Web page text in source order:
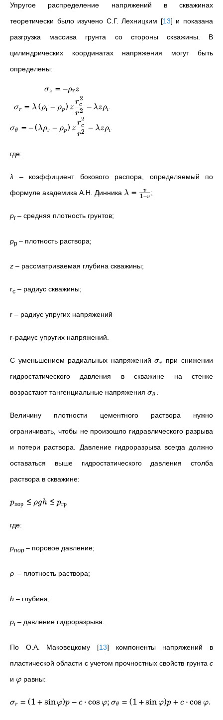
Упругое распределение напряжений в скважинах
теоретически было изучено С.Г. Лехницким [13] и показана
разгрузка массива грунта со стороны скважины. В
цилиндрических координатах напряжения могут быть
определены:
σz = −ρrz
σr = λ(ρг − ρp) z
r2
rc
2
− λzρг
σθ =−(λρг − ρp ) z
r2
rc
2
− λzρг
где:
λ – коэффициент бокового распора, определяемый по
формуле академика А.Н. Динника λ = 1−v
v ;
рг – средняя плотность грунтов;
рр – плотность раствора;
z – рассматриваемая глубина скважины;
rс – радиус скважины;
r – радиус упругих напряжений
r-радиус упругих напряжений.
С уменьшением радиальных напряженийσr
при снижении
гидростатического давления в скважине на стенке
возрастают тангенциальные напряжения σθ
Величину плотности цементного раствора нужно
ограничивать, чтобы не произошло гидравлического разрыва
и потери раствора. Давление гидроразрыва всегда должно
оставаться выше гидростатического давления столба
раствора в скважине:
pпор ≤ ρgh ≤ pгр
где:
pпор – поровое давление;
ρ – плотность раствора;
h – глубина;
рг – давление гидроразрыва.
По О.А. Маковецкому [13] компоненты напряжений в
пластической области с учетом прочностных свойств грунта с
и φ равны:
σr = (1+sinφ)p − c ⋅cos φ; σθ = (1+sin φ)p + c ⋅cos φ.